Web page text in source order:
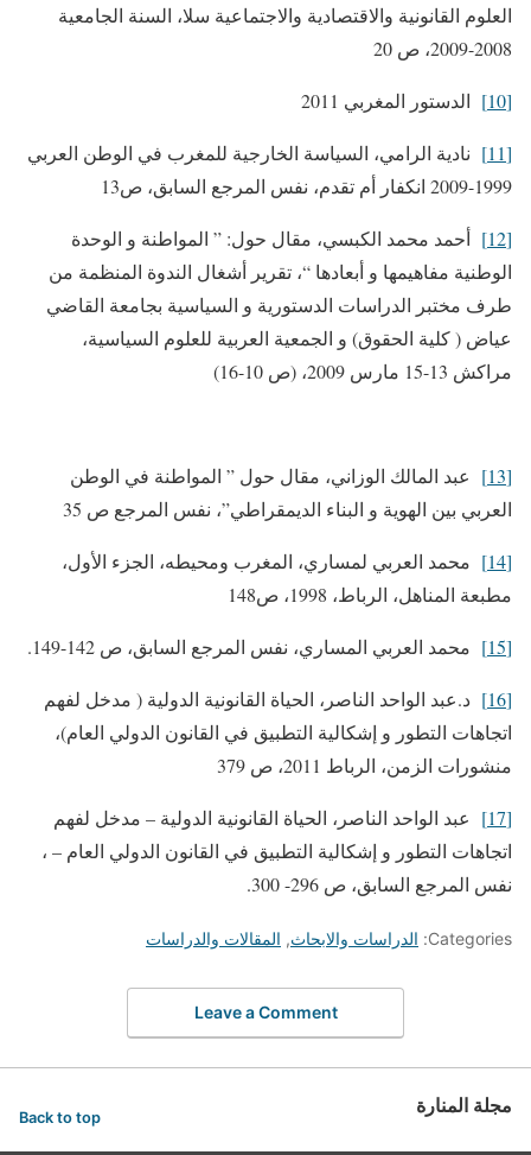
العلوم القانونية والاقتصادية والاجتماعية سلا، السنة الجامعية
2008-2009، ص 20
[10] الدستور المغربي 2011
[11]
نادية الرامي، السياسة الخارجية للمغرب في الوطن العربي
1999-2009 انكفار أم تقدم، نفس المرجع السابق، ص13
[12]
أحمد محمد الكبسي، مقال حول: ” المواطنة و الوحدة
الوطنية مفاهيمها و أبعادها “، تقرير أشغال الندوة المنظمة من
طرف مختبر الدراسات الدستورية و السياسية بجامعة القاضي
عياض ( كلية الحقوق) و الجمعية العربية للعلوم السياسية،
مراكش 13-15 مارس 2009، (ص 10-16)
[13]
عبد المالك الوزاني، مقال حول ” المواطنة في الوطن
العربي بين الهوية و البناء الديمقراطي”، نفس المرجع ص 35
[14]
محمد العربي لمساري، المغرب ومحيطه، الجزء الأول،
مطبعة المناهل، الرباط، 1998، ص148
[15] محمد العربي المساري، نفس المرجع السابق، ص 142-149.
[16]
د.عبد الواحد الناصر، الحياة القانونية الدولية ( مدخل لفهم
اتجاهات التطور و إشكالية التطبيق في القانون الدولي العام)،
منشورات الزمن، الرباط 2011، ص 379
[17]
عبد الواحد الناصر، الحياة القانونية الدولية – مدخل لفهم
اتجاهات التطور و إشكالية التطبيق في القانون الدولي العام – ،
نفس المرجع السابق، ص 296- 300.
Categories: الدراسات والابحاث, المقالات والدراسات
Leave a Comment
مجلة المنارة Back to top